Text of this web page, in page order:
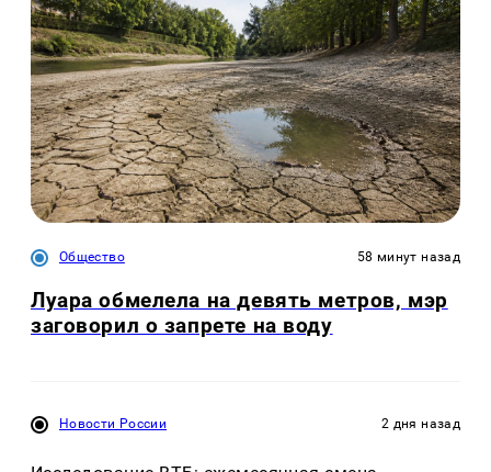
Общество 58 минут назад
Луара обмелела на девять метров, мэр
заговорил о запрете на воду
Новости России 2 дня назад